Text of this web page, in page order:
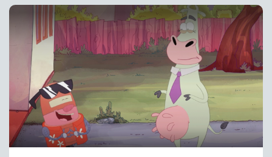
CASTING TVN VERTICAL
TVN VERTICAL
TVN PLAY
PROGRAMAS
TELESERIES